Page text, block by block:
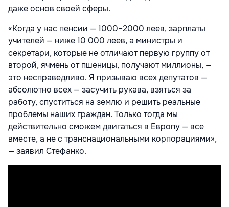
даже основ своей сферы.
«Когда у нас пенсии — 1000–2000 леев, зарплаты
учителей — ниже 10 000 леев, а министры и
секретари, которые не отличают первую группу от
второй, ячмень от пшеницы, получают миллионы, —
это несправедливо. Я призываю всех депутатов —
абсолютно всех — засучить рукава, взяться за
работу, спуститься на землю и решить реальные
проблемы наших граждан. Только тогда мы
действительно сможем двигаться в Европу — все
вместе, а не с транснациональными корпорациями»,
— заявил Стефанко.